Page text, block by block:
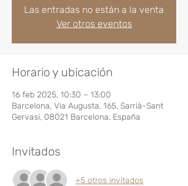
Las entradas no están a la venta
Ver otros eventos
Horario y ubicación
16 feb 2025, 10:30 – 13:00
Barcelona, Via Augusta, 165, Sarrià-Sant
Gervasi, 08021 Barcelona, España
Invitados
+5 otros invitados